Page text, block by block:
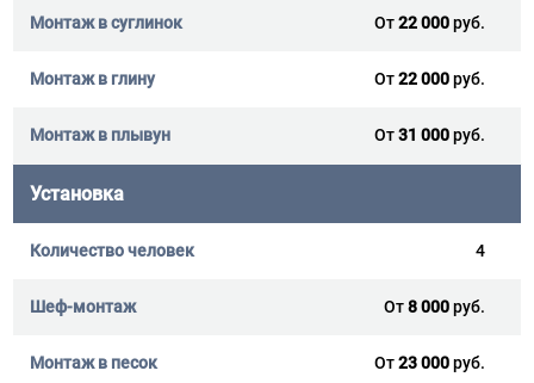
От22 000руб.
От22 000руб.
От31 000руб.
Установка
4
От8 000руб.
От23 000руб.